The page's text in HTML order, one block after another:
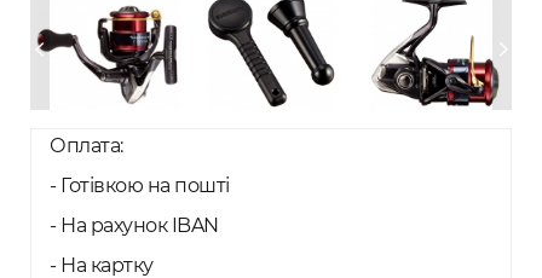
Оплата:
- Готівкою на пошті
- На рахунок IBAN
- На картку